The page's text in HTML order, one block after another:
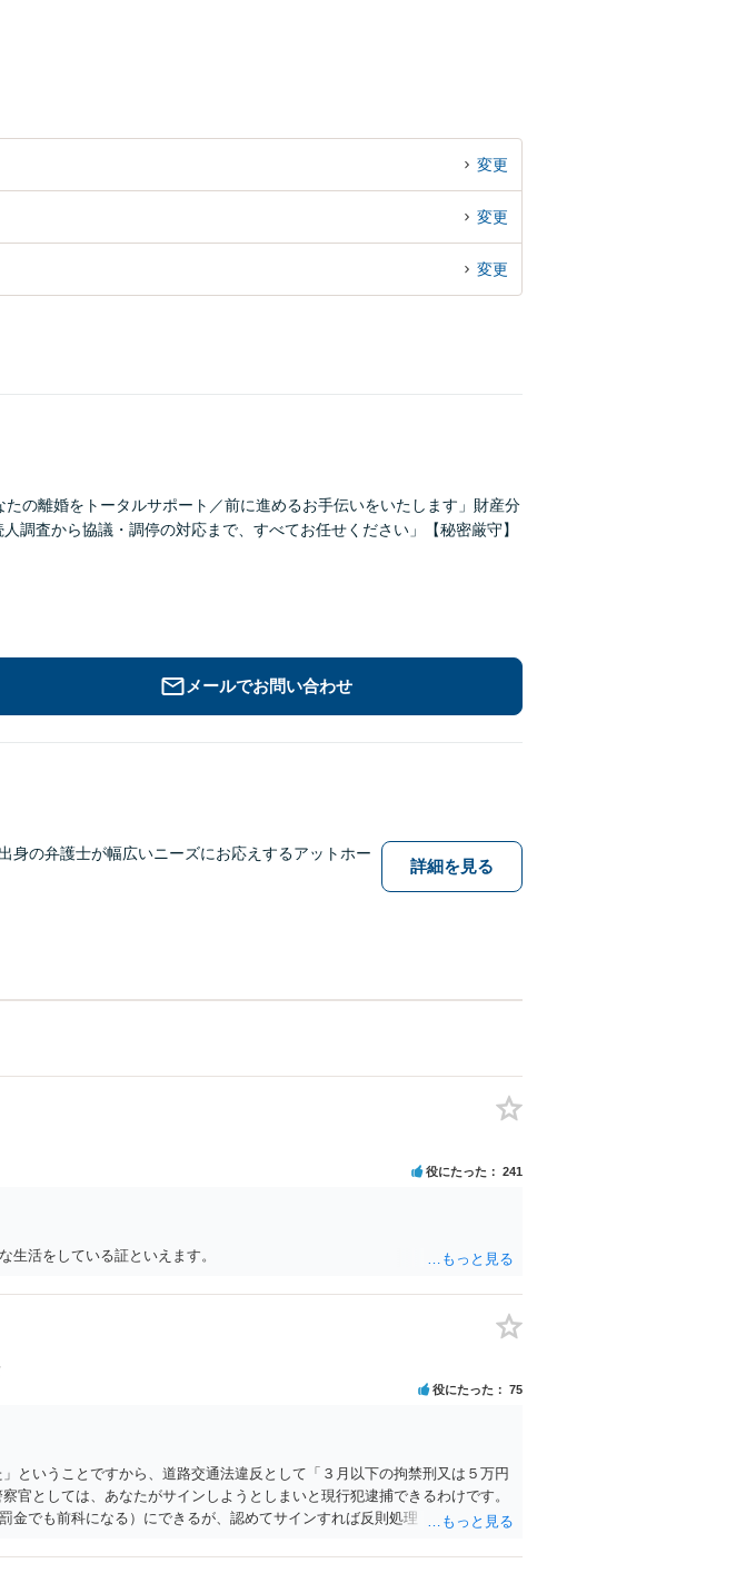
変更
変更
変更
たの離婚をトータルサポート／前に進めるお手伝いをいたします」財産分
調査から協議・調停の対応まで、すべてお任せください」【秘密厳守】
メールでお問い合わせ
身の弁護士が幅広いニーズにお応えするアットホー
詳細を見る
役にたった 241
生活をしている証といえます。
役にたった 75
ということですから、道路交通法違反として「３月以下の拘禁刑又は５万円
としては、あなたがサインしようとしまいと現行犯逮捕できるわけです。
でも前科になる）にできるが、認めてサインすれば反則処理（何千円程度
赤で右折進行したから、自分も（信号無視）した」というあなたと同じ考